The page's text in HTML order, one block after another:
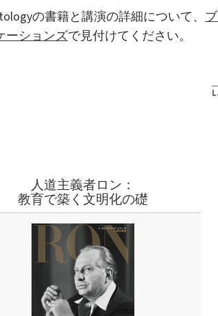
の書籍と講演の詳細について、
ーションズで見付けてください。
人道主義者ロン：
教育で築く文明化の礎